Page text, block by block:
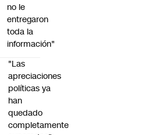
no le
entregaron
toda la
información"
"Las
apreciaciones
políticas ya
han
quedado
completamente